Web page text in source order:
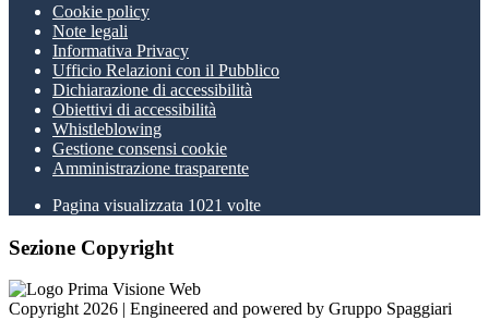
Cookie policy
Note legali
Informativa Privacy
Ufficio Relazioni con il Pubblico
Dichiarazione di accessibilità
Obiettivi di accessibilità
Whistleblowing
Gestione consensi cookie
Amministrazione trasparente
Pagina visualizzata 1021 volte
Sezione Copyright
Copyright 2026 | Engineered and powered by Gruppo Spaggiari